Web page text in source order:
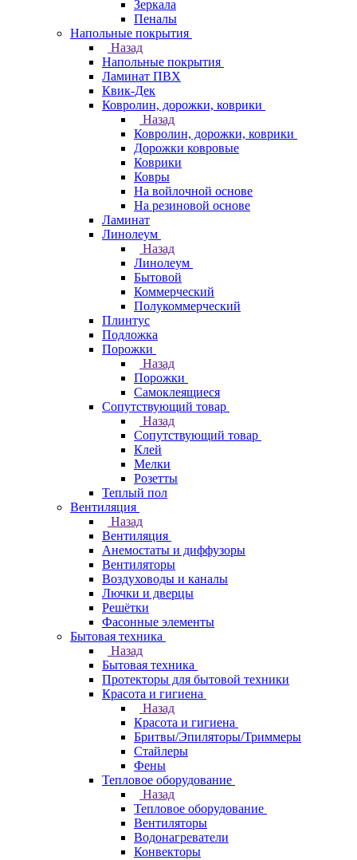
Зеркала
Пеналы
Напольные покрытия
Назад
Напольные покрытия
Ламинат ПВХ
Квик-Дек
Ковролин, дорожки, коврики
Назад
Ковролин, дорожки, коврики
Дорожки ковровые
Коврики
Ковры
На войлочной основе
На резиновой основе
Ламинат
Линолеум
Назад
Линолеум
Бытовой
Коммерческий
Полукоммерческий
Плинтус
Подложка
Порожки
Назад
Порожки
Самоклеящиеся
Сопутствующий товар
Назад
Сопутствующий товар
Клей
Мелки
Розетты
Теплый пол
Вентиляция
Назад
Вентиляция
Анемостаты и диффузоры
Вентиляторы
Воздуховоды и каналы
Лючки и дверцы
Решётки
Фасонные элементы
Бытовая техника
Назад
Бытовая техника
Протекторы для бытовой техники
Красота и гигиена
Назад
Красота и гигиена
Бритвы/Эпиляторы/Триммеры
Стайлеры
Фены
Тепловое оборудование
Назад
Тепловое оборудование
Вентиляторы
Водонагреватели
Конвекторы